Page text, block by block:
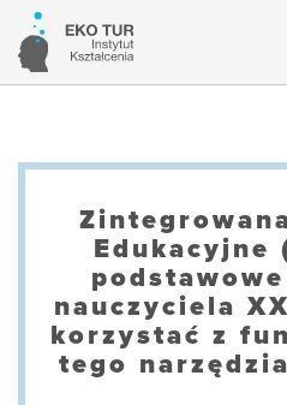
Edukacyjne
nauczyciela
korzystać z
tego